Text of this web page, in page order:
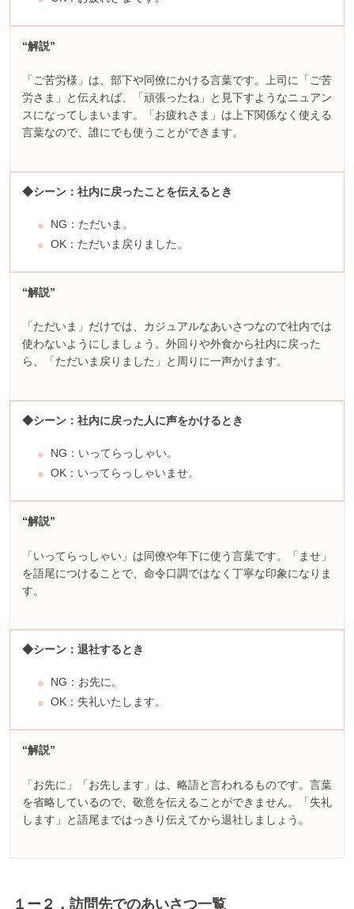
“解説”
「ご苦労様」は、部下や同僚にかける言葉です。上司に「ご苦
労さま」と伝えれば、「頑張ったね」と見下すようなニュアン
スになってしまいます。「お疲れさま」は上下関係なく使える
言葉なので、誰にでも使うことができます。
◆シーン：社内に戻ったことを伝えるとき
NG：ただいま。
OK：ただいま戻りました。
“解説”
「ただいま」だけでは、カジュアルなあいさつなので社内では
使わないようにしましょう。外回りや外食から社内に戻った
ら、「ただいま戻りました」と周りに一声かけます。
◆シーン：社内に戻った人に声をかけるとき
NG：いってらっしゃい。
OK：いってらっしゃいませ。
“解説”
「いってらっしゃい」は同僚や年下に使う言葉です。「ませ」
を語尾につけることで、命令口調ではなく丁寧な印象になりま
す。
◆シーン：退社するとき
NG：お先に。
OK：失礼いたします。
“解説”
「お先に」「お先します」は、略語と言われるものです。言葉
を省略しているので、敬意を伝えることができません。「失礼
します」と語尾まではっきり伝えてから退社しましょう。
１ー２．訪問先でのあいさつ一覧